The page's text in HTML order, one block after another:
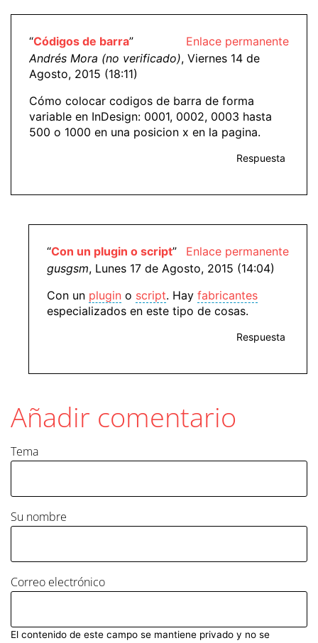
Enlace permanente
“Códigos de barra”
Andrés Mora (no verificado), Viernes 14 de
Agosto, 2015 (18:11)
Cómo colocar codigos de barra de forma
variable en InDesign: 0001, 0002, 0003 hasta
500 o 1000 en una posicion x en la pagina.
Respuesta
Enlace permanente
“Con un plugin o script”
gusgsm, Lunes 17 de Agosto, 2015 (14:04)
Con un plugin o script. Hay fabricantes
especializados en este tipo de cosas.
Respuesta
Añadir comentario
Tema
Su nombre
Correo electrónico
El contenido de este campo se mantiene privado y no se